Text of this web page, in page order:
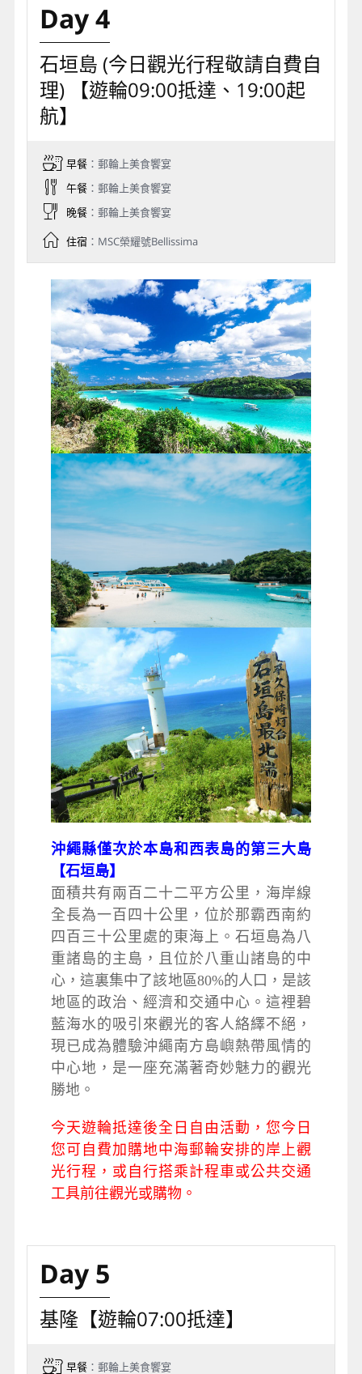
Day 4
石垣島 (今日觀光行程敬請自費自
理) 【遊輪09:00抵達、19:00起
航】
早餐：郵輪上美食饗宴
午餐：郵輪上美食饗宴
晚餐：郵輪上美食饗宴
住宿：MSC榮耀號Bellissima
沖繩縣僅次於本島和西表島的第三大島
【石垣島】
面積共有兩百二十二平方公里，海岸線
全長為一百四十公里，位於那霸西南約
四百三十公里處的東海上。石垣島為八
重諸島的主島，且位於八重山諸島的中
心，這裏集中了該地區80%的人口，是該
地區的政治、經濟和交通中心。這裡碧
藍海水的吸引來觀光的客人絡繹不絕，
現已成為體驗沖繩南方島嶼熱帶風情的
中心地，是一座充滿著奇妙魅力的觀光
勝地。
今天遊輪抵達後全日自由活動，您今日
您可自費加購地中海郵輪安排的岸上觀
光行程，或自行搭乘計程車或公共交通
工具前往觀光或購物。
Day 5
基隆【遊輪07:00抵達】
早餐：郵輪上美食饗宴